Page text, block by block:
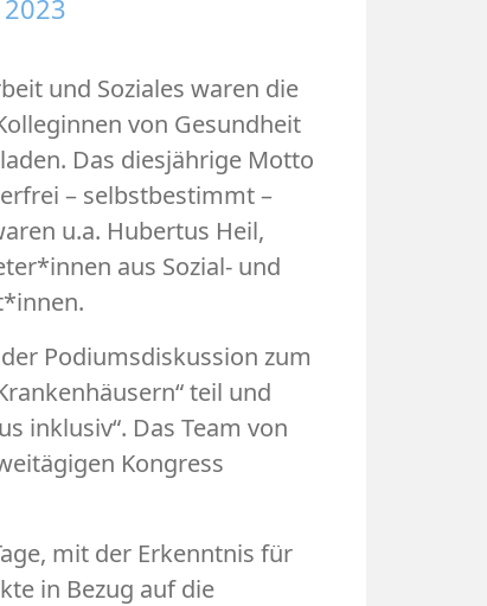
und Soziales waren die
von Gesundheit
Das diesjährige Motto
– selbstbestimmt –
u.a. Hubertus Heil,
aus Sozial- und
Podiumsdiskussion zum
teil und
inklusiv“. Das Team von
Kongress
mit der Erkenntnis für
in Bezug auf die